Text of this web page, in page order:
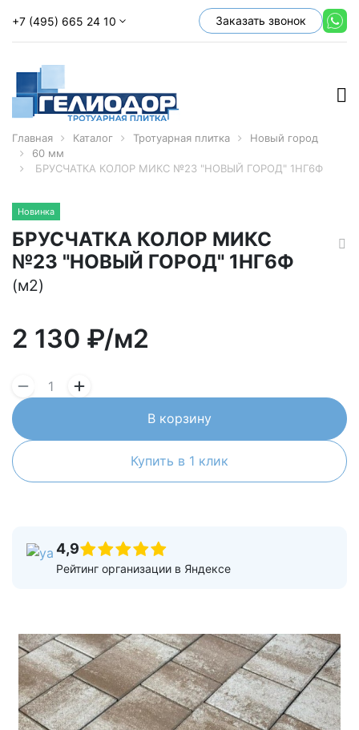
+7 (495) 665 24 10 Заказать звонок
Главная Каталог Тротуарная плитка
Новый город
60 мм
БРУСЧАТКА КОЛОР МИКС №23 "НОВЫЙ ГОРОД" 1НГ6Ф
Новинка
БРУСЧАТКА КОЛОР МИКС
№23 "НОВЫЙ ГОРОД" 1НГ6Ф
(м2)
2 130 ₽/м2
В корзину
Купить в 1 клик
4,9
Рейтинг организации в Яндексе